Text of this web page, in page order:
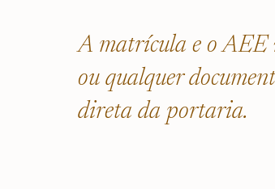
A matrícula e o AEE
ou qualquer
direta da portaria.